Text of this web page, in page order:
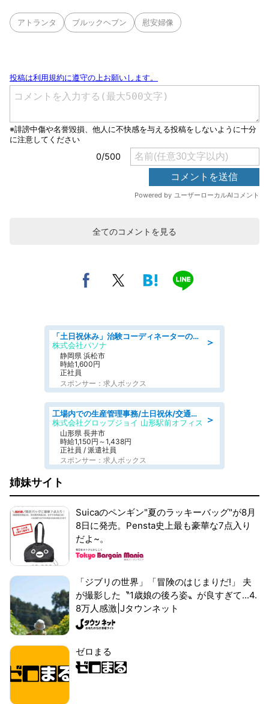
アトランタ ブルックヘブン 慰安婦像
全てのコメントを見る
＞
「土日祝休み」治験コーディネーターのお仕事/未経験OK
株式会社パソナ
静岡県 浜松市
時給1,600円
正社員
スポンサー：求人ボックス
＞
工場内での生産管理事務/土日祝休/交通費支給
株式会社グロップジョイ 山形駅前オフィス
山形県 長井市
時給1,150円～1,438円
正社員 / 派遣社員
スポンサー：求人ボックス
姉妹サイト
Suicaのペンギン"夏のラッキーバッグ"が8月
8日に発売。Pensta史上最も豪華な7点入り
だよ~。
「ジブリの世界」「冒険のはじまりだ!」 夫
が撮影した〝1歳娘の後ろ姿〟が良すぎて...4.
8万人感激|Jタウンネット
ゼロまる